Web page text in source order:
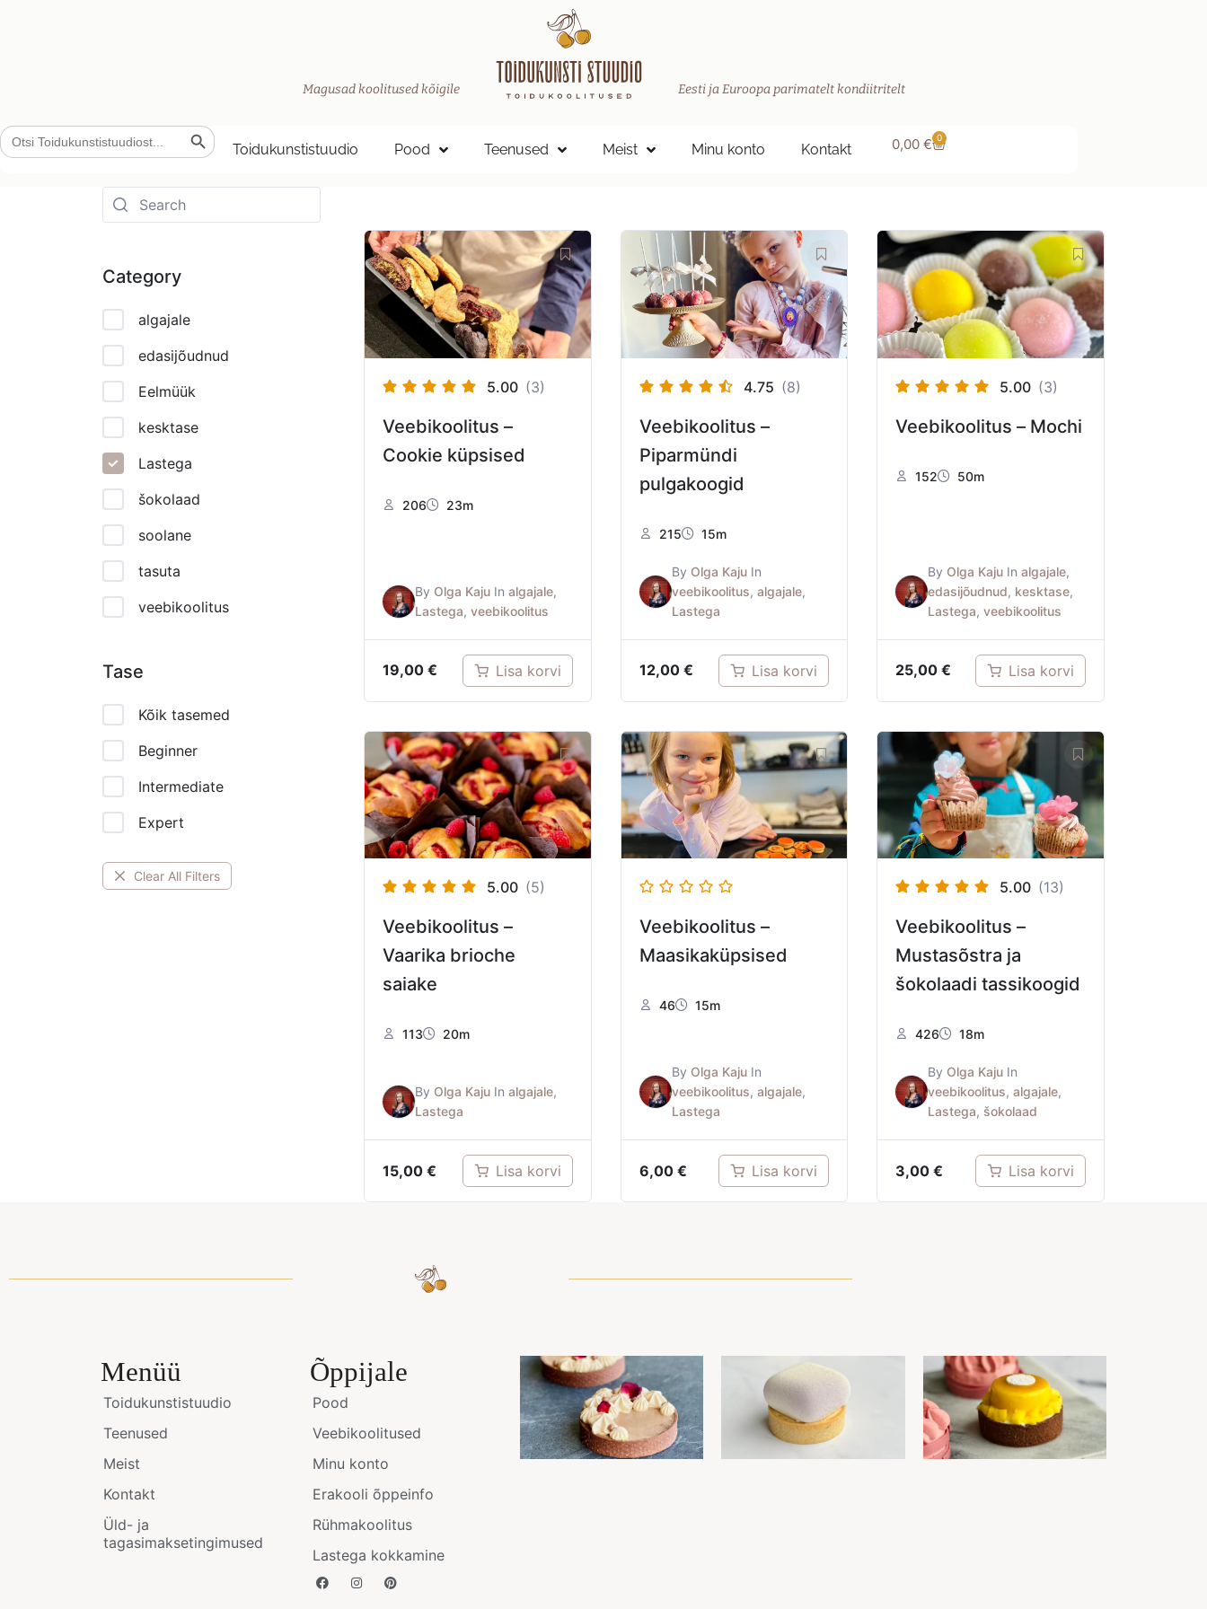
Magusad koolitused kõigile Eesti ja Euroopa parimatelt kondiitritelt
Search
for:
Search Button
Toidukunstistuudio Pood Teenused Meist Minu konto Kontakt 0,00 € 0
Category
algajale
edasijõudnud
Eelmüük
kesktase
Lastega
šokolaad
soolane
tasuta
veebikoolitus
Tase
Kõik tasemed
Beginner
Intermediate
Expert
Clear All Filters
5.00 (3)
Veebikoolitus –
Cookie küpsised
206 23m
By Olga Kaju In algajale,
Lastega, veebikoolitus
19,00 € Lisa korvi
4.75 (8)
Veebikoolitus –
Piparmündi
pulgakoogid
215 15m
By Olga KajuIn
veebikoolitus, algajale,
Lastega
12,00 € Lisa korvi
5.00 (3)
Veebikoolitus – Mochi
152 50m
By Olga Kaju Inalgajale,
edasijõudnud, kesktase,
Lastega,veebikoolitus
25,00€ Lisa korvi
5.00 (5)
Veebikoolitus –
Vaarika brioche
saiake
113 20m
By Olga Kaju In algajale,
Lastega
15,00 € Lisa korvi
Veebikoolitus –
Maasikaküpsised
46 15m
By Olga KajuIn
veebikoolitus, algajale,
Lastega
6,00 € Lisa korvi
5.00 (13)
Veebikoolitus –
Mustasõstra ja
šokolaadi tassikoogid
426 18m
By Olga Kaju In
veebikoolitus,algajale,
Lastega, šokolaad
3,00€ Lisa korvi
Menüü
Toidukunstistuudio
Teenused
Meist
Kontakt
Üld- ja
tagasimaksetingimused
Õppijale
Pood
Veebikoolitused
Minu konto
Erakooli õppeinfo
Rühmakoolitus
Lastega kokkamine